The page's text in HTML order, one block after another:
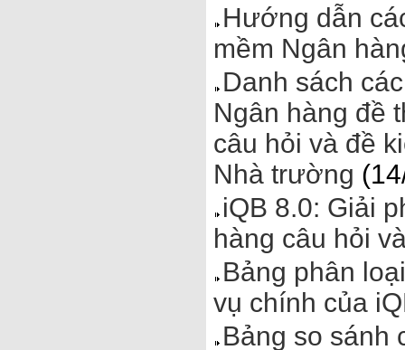
Hướng dẫn
mềm Ngân
Danh sách
Ngân hàng đề
câu hỏi và đề
Nhà trường
iQB 8.0: Giải
hàng câu hỏi
Bảng phân
vụ chính của
Bảng so sánh